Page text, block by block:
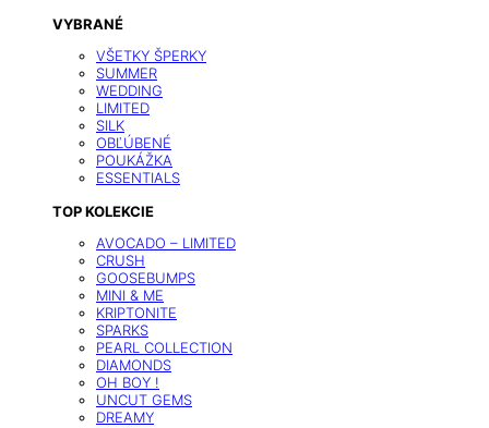
VYBRANÉ
VŠETKY ŠPERKY
SUMMER
WEDDING
LIMITED
SILK
OBĽÚBENÉ
POUKÁŽKA
ESSENTIALS
TOP KOLEKCIE
AVOCADO – LIMITED
CRUSH
GOOSEBUMPS
MINI & ME
KRIPTONITE
SPARKS
PEARL COLLECTION
DIAMONDS
OH BOY !
UNCUT GEMS
DREAMY